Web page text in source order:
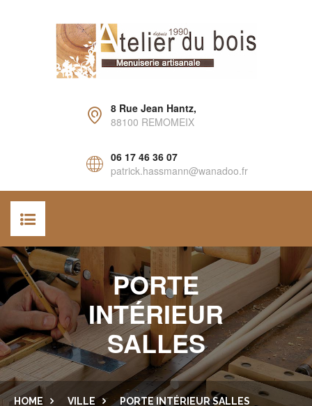
8 Rue Jean Hantz,
88100 REMOMEIX
06 17 46 36 07
patrick.hassmann@wanadoo.fr
ACCUEIL
AGENCEMENT INTÉRIEUR
CUISINE ET SALLE DE BAIN
PORTES
DRESSING
LAMBRIS
MENUISERIE EXTÉRIEURE
PORTE
INTÉRIEUR
SALLES
HOME VILLE PORTE INTÉRIEUR SALLES